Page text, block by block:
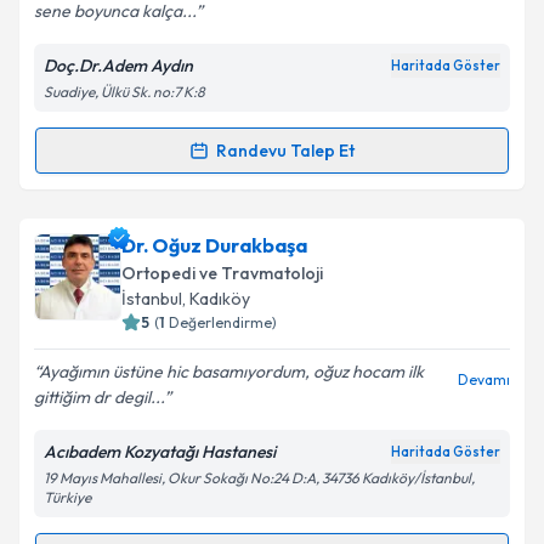
Kişisel verilerimin işlenmesine ilişkin
Aydınlatma
Metni'ni okudum ve kişisel verilerimin belirtilen
kapsamda işlenmesini kabul ediyorum.
sene boyunca kalça...
Doç.Dr.Adem Aydın Haritada Göster
Suadiye, Ülkü Sk. no:7 K:8
Randevu Talep Et
Randevu Takvimi Talebi
Doç. Dr. Adem Aydıniçin randevu takvimi talebi
oluşturun. Size bu uzmandan randevu almanız için bir
takvim hazırlandığında e-posta ile bilgilendireceğiz.
Kişisel verilerimin işlenmesine ilişkin
Aydınlatma
Metni'ni okudum ve kişisel verilerimin belirtilen
Dr. Oğuz Durakbaşa
Ortopedi ve Travmatoloji
İstanbul, Kadıköy
5 (1 Değerlendirme)
Ayağımın üstüne hic basamıyordum, oğuz hocam ilk
gittiğim dr degil...
Devamı
Acıbadem Kozyatağı Hastanesi Haritada Göster
19 Mayıs Mahallesi, Okur Sokağı No:24 D:A, 34736 Kadıköy/İstanbul,
Türkiye